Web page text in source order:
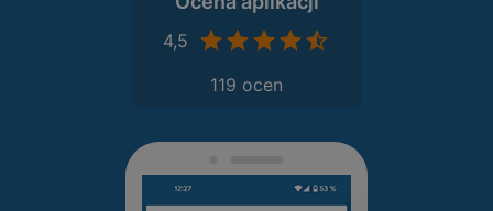
4,5
119 ocen